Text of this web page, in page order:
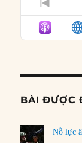
BÀI ĐƯỢC
Nỗ lực